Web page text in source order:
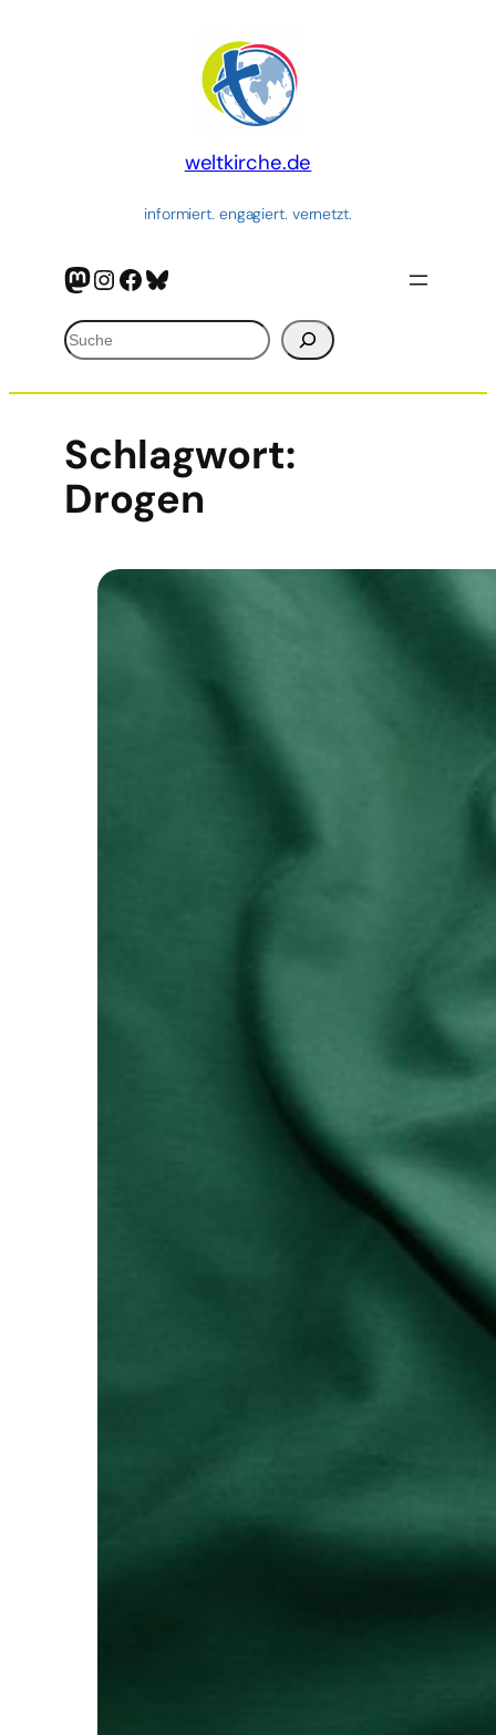
weltkirche.de
informiert. engagiert. vernetzt.
Mastodon
Instagram
Facebook
Bluesky
Suchen
Schlagwort:
Drogen